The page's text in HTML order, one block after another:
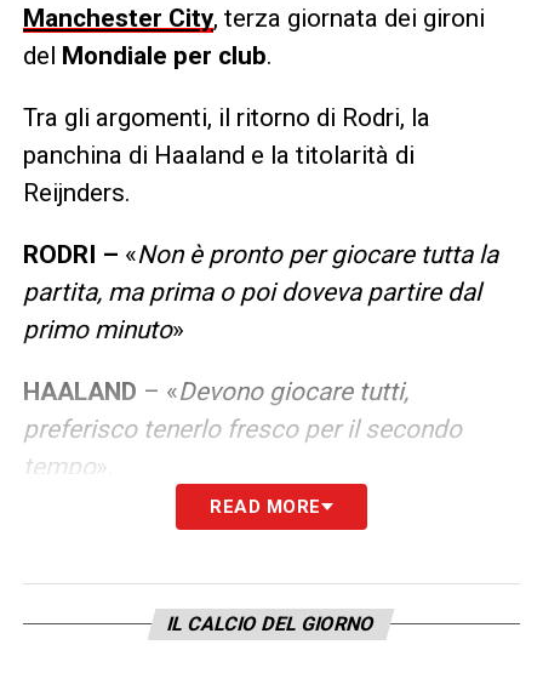
Manchester City, terza giornata dei gironi
del Mondiale per club.
Tra gli argomenti, il ritorno di Rodri, la
panchina di Haaland e la titolarità di
Reijnders.
RODRI – «Non è pronto per giocare tutta la
partita, ma prima o poi doveva partire dal
primo minuto»
HAALAND – «Devono giocare tutti,
preferisco tenerlo fresco per il secondo
tempo».
– «È solo l’inizio, hanno giocato
energie alla squadra».
READ MORE
IL CALCIO DEL GIORNO